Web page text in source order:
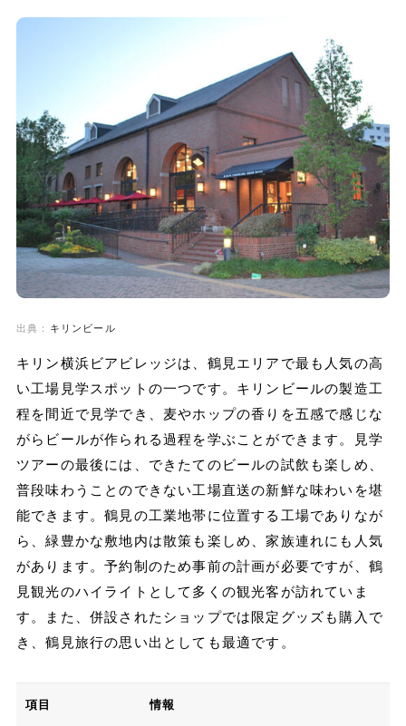
出典： キリンビール
キリン横浜ビアビレッジは、鶴見エリアで最も人気の高
い工場見学スポットの一つです。キリンビールの製造工
程を間近で見学でき、麦やホップの香りを五感で感じな
がらビールが作られる過程を学ぶことができます。見学
ツアーの最後には、できたてのビールの試飲も楽しめ、
普段味わうことのできない工場直送の新鮮な味わいを堪
能できます。鶴見の工業地帯に位置する工場でありなが
ら、緑豊かな敷地内は散策も楽しめ、家族連れにも人気
があります。予約制のため事前の計画が必要ですが、鶴
見観光のハイライトとして多くの観光客が訪れていま
す。また、併設されたショップでは限定グッズも購入で
き、鶴見旅行の思い出としても最適です。
項目 情報